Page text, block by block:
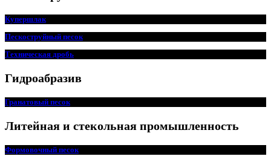
Купершлак
Пескоструйный песок
Техническая дробь
Гидроабразив
Гранатовый песок
Литейная и стекольная промышленность
Формовочный песок